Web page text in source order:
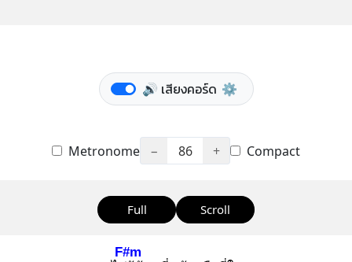
🔊 เสียงคอร์ด ⚙️
Metronome − 86 + Compact
Full Scroll
F#m